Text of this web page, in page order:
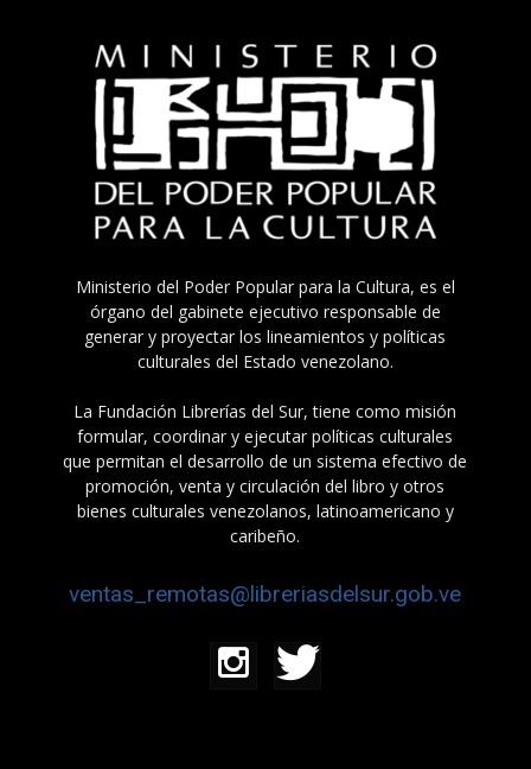
Ministerio del Poder Popular para la Cultura, es el
órgano del gabinete ejecutivo responsable de
generar y proyectar los lineamientos y políticas
culturales del Estado venezolano.
La Fundación Librerías del Sur, tiene como misión
formular, coordinar y ejecutar políticas culturales
que permitan el desarrollo de un sistema efectivo de
promoción, venta y circulación del libro y otros
bienes culturales venezolanos, latinoamericano y
caribeño.
ventas_remotas@libreriasdelsur.gob.ve